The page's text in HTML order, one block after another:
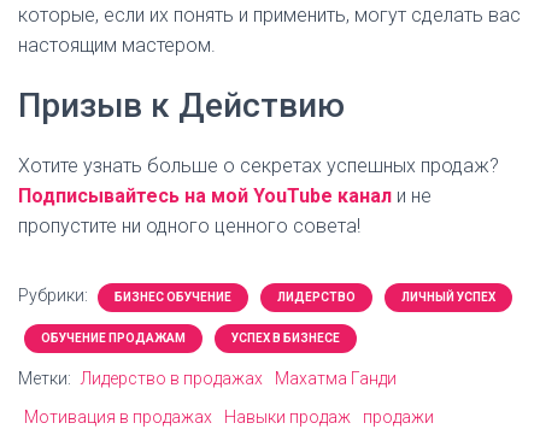
которые, если их понять и применить, могут сделать вас
настоящим мастером.
Призыв к Действию
Хотите узнать больше о секретах успешных продаж?
Подписывайтесь на мой YouTube канал и не
пропустите ни одного ценного совета!
Рубрики: БИЗНЕС ОБУЧЕНИЕ ЛИДЕРСТВО ЛИЧНЫЙ УСПЕХ
ОБУЧЕНИЕ ПРОДАЖАМ УСПЕХ В БИЗНЕСЕ
Метки: Лидерство в продажах
Махатма Ганди
Мотивация в продажах
Навыки продаж продажи